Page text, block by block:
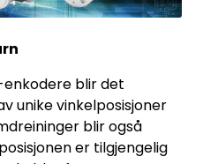
blir det
unike vinkelposisjoner
blir også
er tilgjengelig